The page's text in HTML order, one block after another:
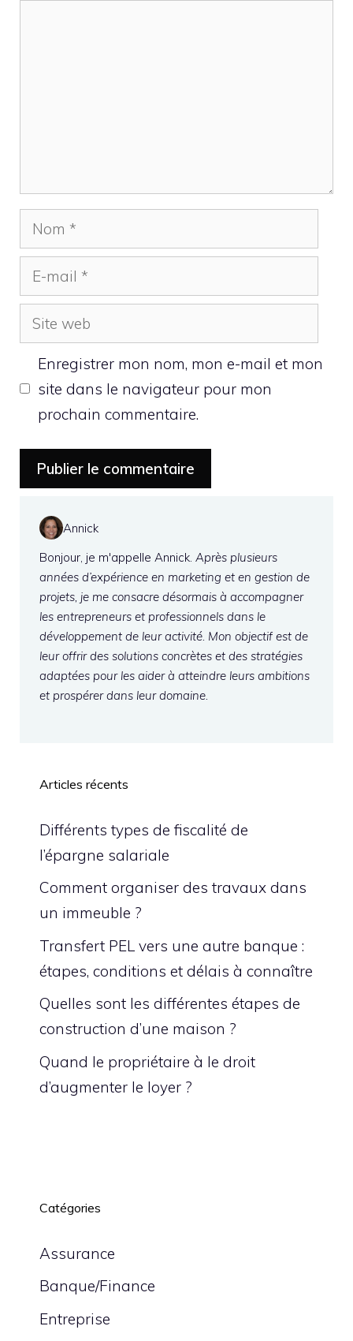
Nom
mail
Site
web
Enregistrer mon nom, mon e-mail et mon
site dans le navigateur pour mon
prochain commentaire.
Annick
Bonjour, je m'appelle Annick. Après plusieurs
années d’expérience en marketing et en gestion de
projets, je me consacre désormais à accompagner
les entrepreneurs et professionnels dans le
développement de leur activité. Mon objectif est de
leur offrir des solutions concrètes et des stratégies
adaptées pour les aider à atteindre leurs ambitions
et prospérer dans leur domaine.
Articles récents
Différents types de fiscalité de
l’épargne salariale
Comment organiser des travaux dans
un immeuble ?
Transfert PEL vers une autre banque :
étapes, conditions et délais à connaître
Quelles sont les différentes étapes de
construction d’une maison ?
Quand le propriétaire à le droit
d’augmenter le loyer ?
Catégories
Assurance
Banque/Finance
Entreprise